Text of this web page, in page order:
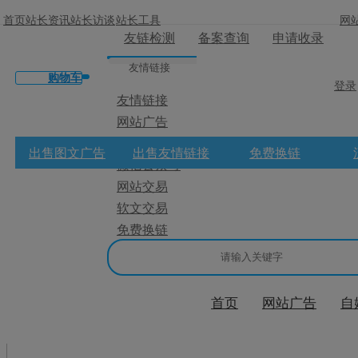
首页 站长资讯站长访谈站长工具
友链检测 备案查询 申请收录
网
登录
友情链接
友情链接
网站广告
网站交易
软文交易
免费换链
购物车
首页 网站广告 自
出售图文广告 出售友情链接 免费换链
×